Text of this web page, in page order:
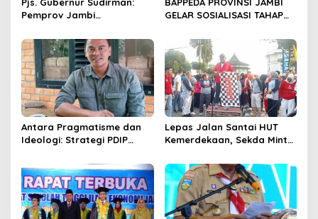
Pemprov Jambi
Pertumbuhan Ekonomi
Hijau
GELAR SOSIALISASI TAHAP
JAMBI BERKOMITMEN
MENGIMPLEMENTASIKAN
REDD+”
Antara Pragmatisme dan
Ideologi: Strategi PDIP
Lepas Jalan Santai HUT
Kemerdekaan, Sekda Minta
Membangun Bangsa